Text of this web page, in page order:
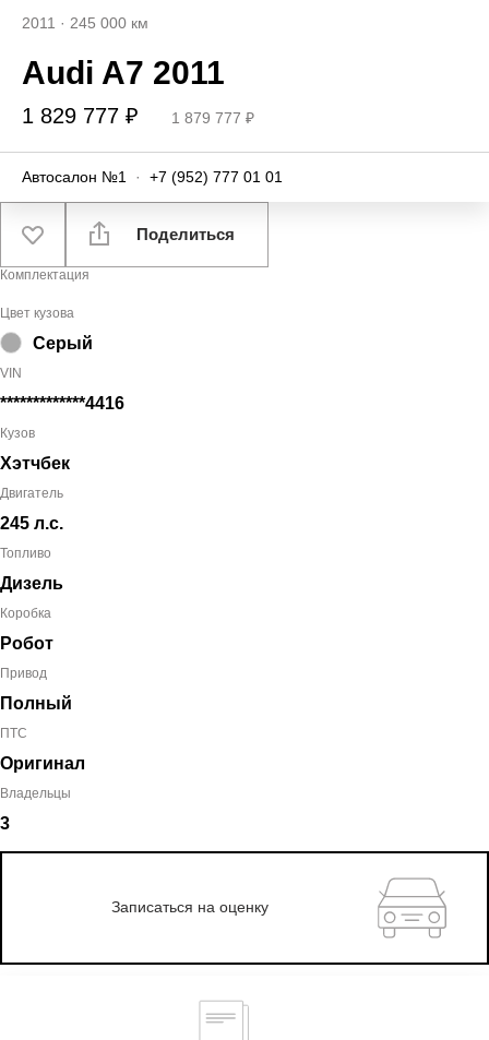
2011 · 245 000 км
Audi A7 2011
1 829 777 ₽ 1 879 777 ₽
Автосалон №1 · +7 (952) 777 01 01
Поделиться
Комплектация
Цвет кузова
Серый
VIN
*************4416
Кузов
Хэтчбек
Двигатель
245 л.с.
Топливо
Дизель
Коробка
Робот
Привод
Полный
ПТС
Оригинал
Владельцы
3
Записаться на оценку